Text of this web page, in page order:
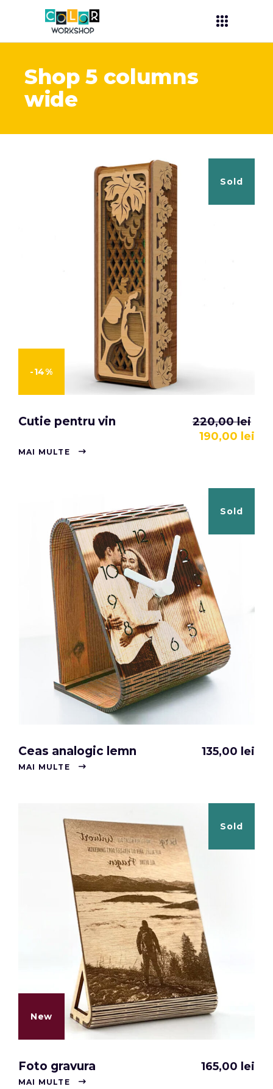
Shop 5 columns
wide
-14%
Sold
Cutie pentru vin 220,00lei
190,00 lei
MAI MULTE
Sold
Ceas analogic lemn 135,00 lei
MAI MULTE
Sold
New
Foto gravura 165,00 lei
MAI MULTE